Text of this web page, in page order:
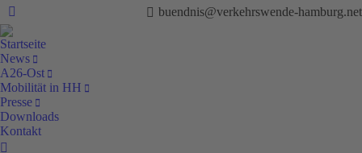
Facebook
buendnis@verkehrswende-hamburg.net
Startseite
News
A26-Ost
Mobilität in HH
Presse
Downloads
Kontakt
Search: